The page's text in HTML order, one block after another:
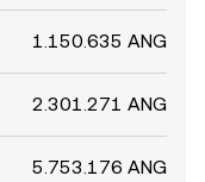
1.150.635 ANG
2.301.271 ANG
5.753.176 ANG